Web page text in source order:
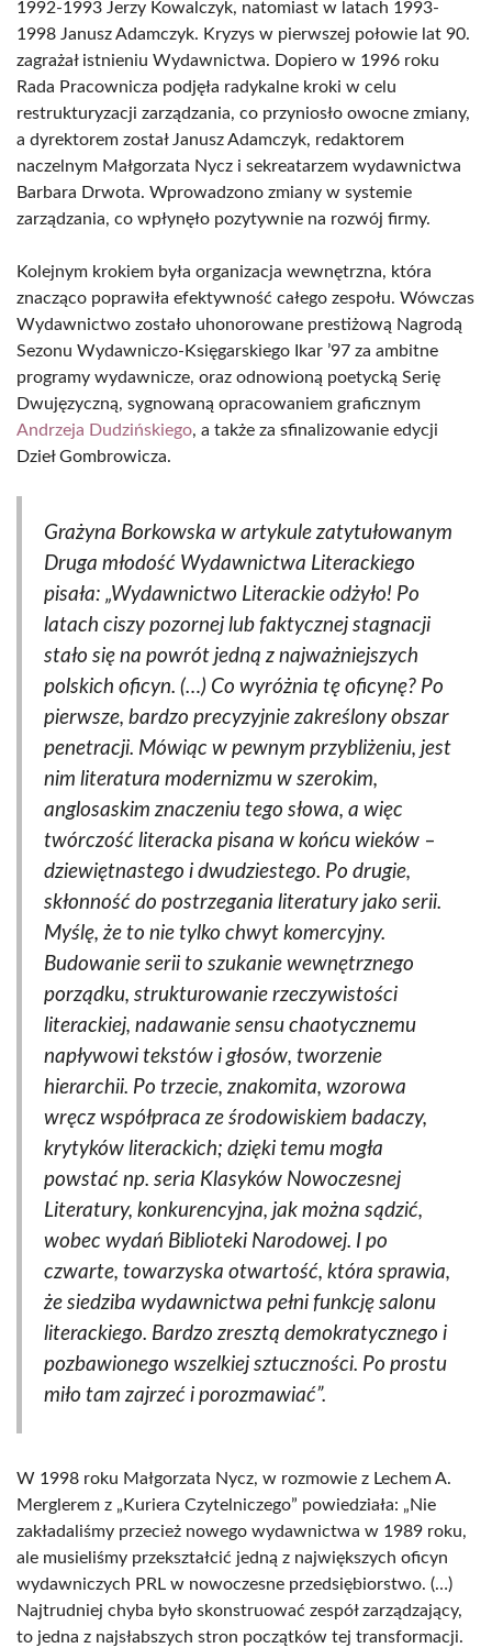
1992-1993 Jerzy Kowalczyk, natomiast w latach 1993-
1998 Janusz Adamczyk. Kryzys w pierwszej połowie lat 90.
zagrażał istnieniu Wydawnictwa. Dopiero w 1996 roku
Rada Pracownicza podjęła radykalne kroki w celu
restrukturyzacji zarządzania, co przyniosło owocne zmiany,
a dyrektorem został Janusz Adamczyk, redaktorem
naczelnym Małgorzata Nycz i sekreatarzem wydawnictwa
Barbara Drwota. Wprowadzono zmiany w systemie
zarządzania, co wpłynęło pozytywnie na rozwój firmy.
Kolejnym krokiem była organizacja wewnętrzna, która
znacząco poprawiła efektywność całego zespołu. Wówczas
Wydawnictwo zostało uhonorowane prestiżową Nagrodą
Sezonu Wydawniczo-Księgarskiego Ikar ’97 za ambitne
programy wydawnicze, oraz odnowioną poetycką Serię
Dwujęzyczną, sygnowaną opracowaniem graficznym
Andrzeja Dudzińskiego, a także za sfinalizowanie edycji
Dzieł Gombrowicza.
Grażyna Borkowska w artykule zatytułowanym
Druga młodość Wydawnictwa Literackiego
pisała: „Wydawnictwo Literackie odżyło! Po
latach ciszy pozornej lub faktycznej stagnacji
stało się na powrót jedną z najważniejszych
polskich oficyn. (…) Co wyróżnia tę oficynę? Po
pierwsze, bardzo precyzyjnie zakreślony obszar
penetracji. Mówiąc w pewnym przybliżeniu, jest
nim literatura modernizmu w szerokim,
anglosaskim znaczeniu tego słowa, a więc
twórczość literacka pisana w końcu wieków –
dziewiętnastego i dwudziestego. Po drugie,
skłonność do postrzegania literatury jako serii.
Myślę, że to nie tylko chwyt komercyjny.
Budowanie serii to szukanie wewnętrznego
porządku, strukturowanie rzeczywistości
literackiej, nadawanie sensu chaotycznemu
napływowi tekstów i głosów, tworzenie
hierarchii. Po trzecie, znakomita, wzorowa
wręcz współpraca ze środowiskiem badaczy,
krytyków literackich; dzięki temu mogła
powstać np. seria Klasyków Nowoczesnej
Literatury, konkurencyjna, jak można sądzić,
wobec wydań Biblioteki Narodowej. I po
czwarte, towarzyska otwartość, która sprawia,
że siedziba wydawnictwa pełni funkcję salonu
literackiego. Bardzo zresztą demokratycznego i
pozbawionego wszelkiej sztuczności. Po prostu
miło tam zajrzeć i porozmawiać”.
W 1998 roku Małgorzata Nycz, w rozmowie z Lechem A.
Merglerem z „Kuriera Czytelniczego” powiedziała: „Nie
zakładaliśmy przecież nowego wydawnictwa w 1989 roku,
ale musieliśmy przekształcić jedną z największych oficyn
wydawniczych PRL w nowoczesne przedsiębiorstwo. (…)
Najtrudniej chyba było skonstruować zespół zarządzający,
to jedna z najsłabszych stron początków tej transformacji.